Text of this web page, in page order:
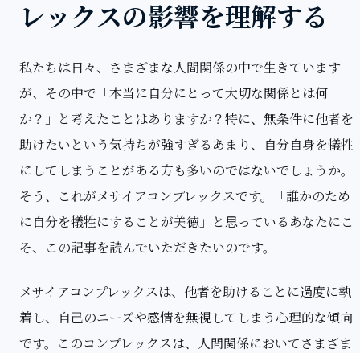
レックスの影響を理解する
私たちは日々、さまざまな人間関係の中で生きています
が、その中で「本当に自分にとって大切な関係とは何
か？」と考えたことはありますか？特に、無条件に他者を
助けたいという気持ちが強すぎるあまり、自分自身を犠牲
にしてしまうことがある方も多いのではないでしょうか。
そう、これがメサイアコンプレックスです。「誰かのため
に自分を犠牲にすることが美徳」と思っているあなたにこ
そ、この記事を読んでいただきたいのです。
メサイアコンプレックスは、他者を助けることに過度に執
着し、自己のニーズや感情を無視してしまう心理的な傾向
です。このコンプレックスは、人間関係においてさまざま